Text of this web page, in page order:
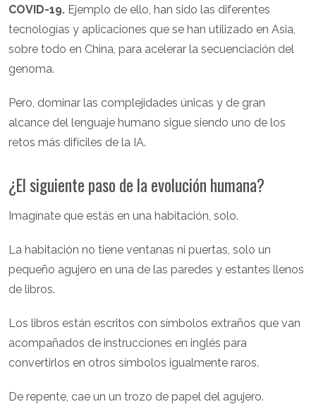
COVID-19. Ejemplo de ello, han sido las diferentes
tecnologías y aplicaciones que se han utilizado en Asia,
sobre todo en China, para acelerar la secuenciación del
genoma.
Pero, dominar las complejidades únicas y de gran
alcance del lenguaje humano sigue siendo uno de los
retos más difíciles de la IA.
¿El siguiente paso de la evolución humana?
Imagínate que estás en una habitación, solo.
La habitación no tiene ventanas ni puertas, solo un
pequeño agujero en una de las paredes y estantes llenos
de libros.
Los libros están escritos con símbolos extraños que van
acompañados de instrucciones en inglés para
convertirlos en otros símbolos igualmente raros.
De repente, cae un un trozo de papel del agujero.